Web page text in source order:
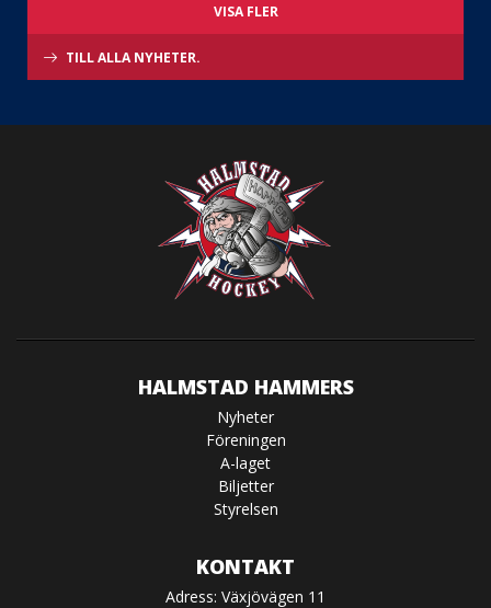
VISA FLER
TILL ALLA NYHETER.
HALMSTAD HAMMERS
Nyheter
Föreningen
A-laget
Biljetter
Styrelsen
KONTAKT
Adress: Växjövägen 11